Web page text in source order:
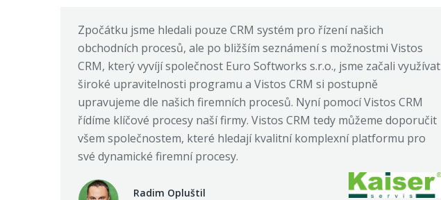
Zpočátku jsme hledali pouze CRM systém pro řízení našich
obchodních procesů, ale po bližším seznámení s možnostmi Vistos
CRM, který vyvíjí společnost Euro Softworks s.r.o., jsme začali využívat
široké upravitelnosti programu a Vistos CRM si postupně
upravujeme dle našich firemních procesů. Nyní pomocí Vistos CRM
řídíme klíčové procesy naší firmy. Vistos CRM tedy můžeme doporučit
všem společnostem, které hledají kvalitní komplexní platformu pro
své dynamické firemní procesy.
Radim Opluštil